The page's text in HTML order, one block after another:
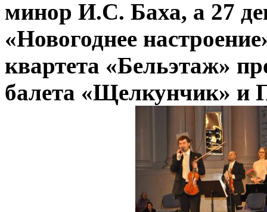
минор И.С. Баха, а 27
«Новогоднее
квартета «Бельэтаж»
балета «Щелкунчик» и